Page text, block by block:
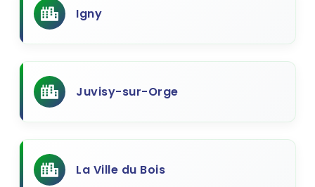
Igny
Juvisy-sur-Orge
La Ville du Bois